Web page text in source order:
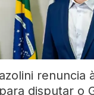
renuncia
disputar o